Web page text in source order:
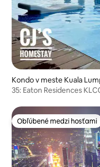
Kondo v meste Kuala
35: Eaton Residences
Obľúbené medzi hosťami
Obľúbené medzi hosťami